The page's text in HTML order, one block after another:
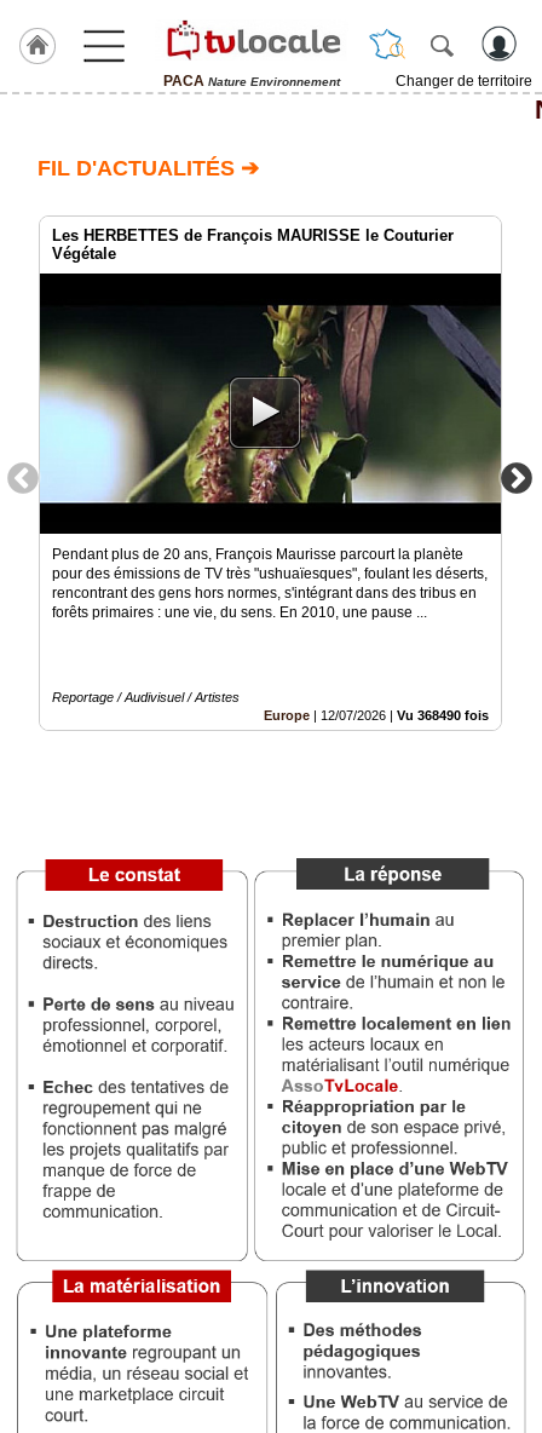
PACA Nature Environnement
Changer de territoire
PACA
TvLocale
RUBRIQUES
Gazette
Médias
Inscription
FIL D'ACTUALITÉS ➔
Les HERBETTES de François MAURISSE le Couturier
Végétale
Pendant plus de 20 ans, François Maurisse parcourt la planète
pour des émissions de TV très "ushuaïesques", foulant les déserts,
rencontrant des gens hors normes, s'intégrant dans des tribus en
forêts primaires : une vie, du sens. En 2010, une pause ...
Reportage / Audivisuel / Artistes
Europe
12/07/2026 Vu 368490 fois